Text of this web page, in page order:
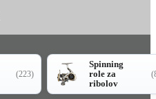
(223)
Spinning
role za
ribolov